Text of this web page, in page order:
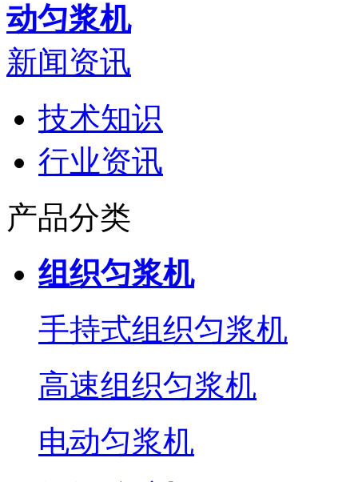
动匀浆机
新闻资讯
技术知识
行业资讯
产品分类
组织匀浆机
手持式组织匀浆机
高速组织匀浆机
电动匀浆机